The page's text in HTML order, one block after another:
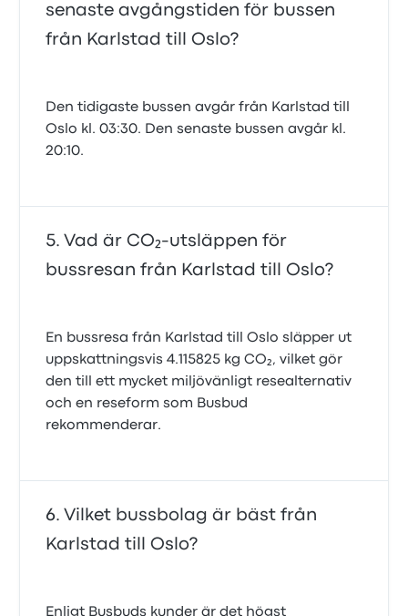
senaste avgångstiden för bussen
från Karlstad till Oslo?
Den tidigaste bussen avgår från Karlstad till
Oslo kl. 03:30. Den senaste bussen avgår kl.
20:10.
Vad är CO₂-utsläppen för
bussresan från Karlstad till Oslo?
En bussresa från Karlstad till Oslo släpper ut
uppskattningsvis 4.115825 kg CO₂, vilket gör
den till ett mycket miljövänligt resealternativ
och en reseform som Busbud
rekommenderar.
Vilket bussbolag är bäst från
Karlstad till Oslo?
Enligt Busbuds kunder är det högst